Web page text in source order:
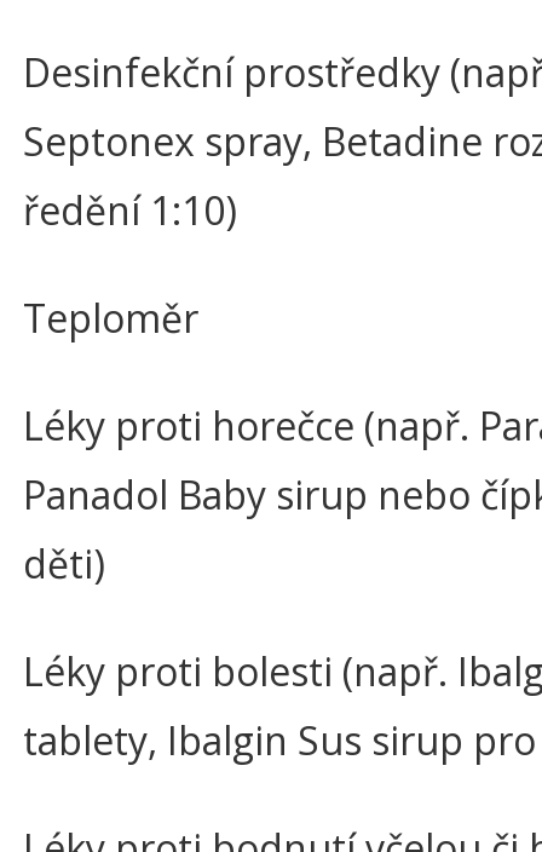
Desinfekční prostředky
Septonex spray, Betadine
ředění 1:10)
Teploměr
Léky proti horečce (např.
Panadol Baby sirup nebo
děti)
Léky proti bolesti (např.
tablety, Ibalgin Sus sirup